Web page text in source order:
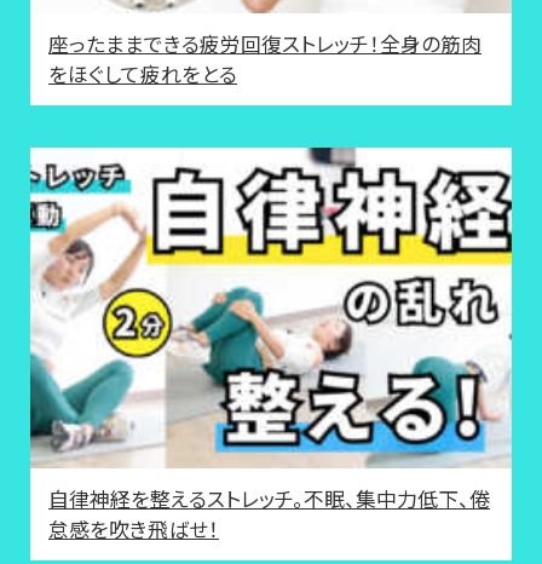
座ったままできる疲労回復ストレッチ！全身の筋肉
をほぐして疲れをとる
自律神経を整えるストレッチ。不眠、集中力低下、倦
怠感を吹き飛ばせ！